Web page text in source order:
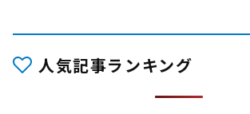
人気記事ランキング